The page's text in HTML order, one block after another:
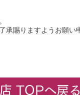
承賜りますようお願い
TOPへ戻